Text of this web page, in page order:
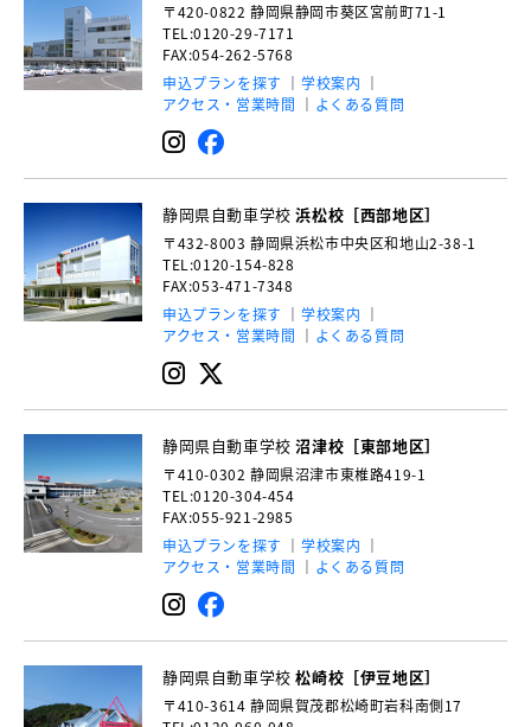
〒420-0822 静岡県静岡市葵区宮前町71-1
TEL:0120-29-7171
FAX:054-262-5768
申込プランを探す
学校案内
アクセス・営業時間
よくある質問
静岡県自動車学校浜松校［西部地区］
〒432-8003 静岡県浜松市中央区和地山2-38-1
TEL:0120-154-828
FAX:053-471-7348
申込プランを探す
学校案内
アクセス・営業時間
よくある質問
静岡県自動車学校沼津校［東部地区］
〒410-0302 静岡県沼津市東椎路419-1
TEL:0120-304-454
FAX:055-921-2985
申込プランを探す
学校案内
アクセス・営業時間
よくある質問
静岡県自動車学校松崎校［伊豆地区］
〒410-3614 静岡県賀茂郡松崎町岩科南側17